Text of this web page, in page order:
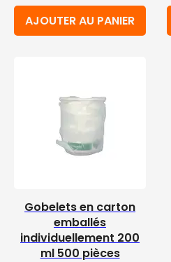
AJOUTER AU PANIER
Gobelets en carton
emballés
individuellement 200
ml 500 pièces